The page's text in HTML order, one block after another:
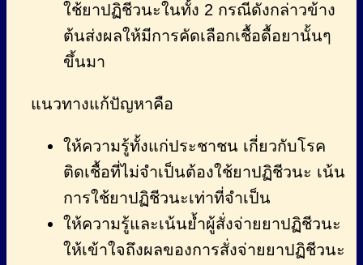
ใช้ยาปฏิชีวนะในทั้ง 2 กรณีดังกล่าวข้าง
ต้นส่งผลให้มีการคัดเลือกเชื้อดื้อยานั้นๆ
ขึ้นมา
แนวทางแก้ปัญหาคือ
ให้ความรู้ทั้งแก่ประชาชน เกี่ยวกับโรค
ติดเชื้อที่ไม่จำเป็นต้องใช้ยาปฏิชีวนะ เน้น
การใช้ยาปฏิชีวนะเท่าที่จำเป็น
ให้ความรู้และเน้นย้ำผู้สั่งจ่ายยาปฏิชีวนะ
ให้เข้าใจถึงผลของการสั่งจ่ายยาปฏิชีวนะ